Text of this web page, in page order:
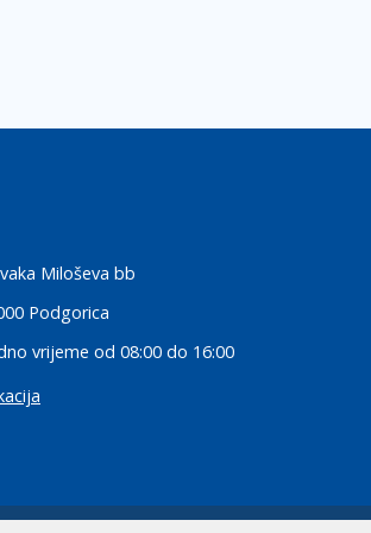
Miloševa bb
Podgorica
vrijeme od 08:00 do 16:00